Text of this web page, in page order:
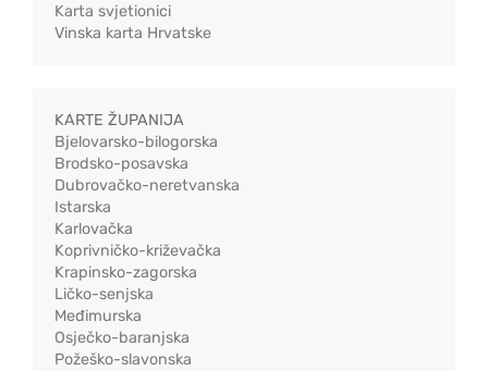
Karta svjetionici
Vinska karta Hrvatske
KARTE ŽUPANIJA
Bjelovarsko-bilogorska
Brodsko-posavska
Dubrovačko-neretvanska
Istarska
Karlovačka
Koprivničko-križevačka
Krapinsko-zagorska
Ličko-senjska
Međimurska
Osječko-baranjska
Požeško-slavonska